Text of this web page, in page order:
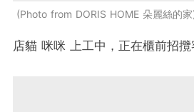
Photo from DORIS HOME 朵麗絲的家
店貓 咪咪 上工中，正在櫃前招攬